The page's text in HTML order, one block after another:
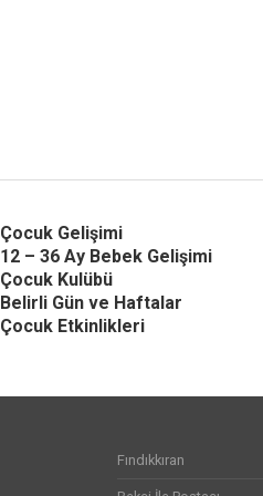
Çocuk Gelişimi
12 – 36 Ay Bebek Gelişimi
Çocuk Kulübü
Belirli Gün ve Haftalar
Çocuk Etkinlikleri
Fındıkkıran